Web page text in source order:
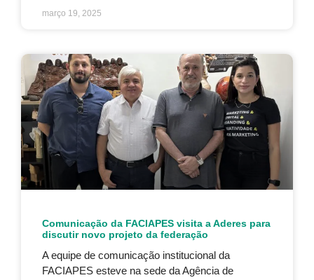
março 19, 2025
Comunicação da FACIAPES visita a Aderes para
discutir novo projeto da federação
A equipe de comunicação institucional da
FACIAPES esteve na sede da Agência de